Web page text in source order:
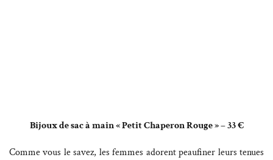
Bijoux de sac à main « Petit Chaperon Rouge » – 33 €
Comme vous le savez, les femmes adorent peaufiner leurs tenues